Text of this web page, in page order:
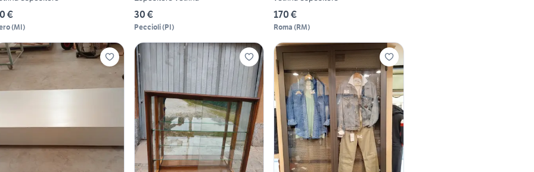
€
(MI)
30 €
Peccioli(PI)
170 €
Roma (RM)